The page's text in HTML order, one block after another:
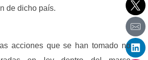
de dicho país.
acciones que se han tomado no